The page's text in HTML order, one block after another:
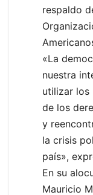
respaldo
«La
nuestra
utilizar los
de los
y
la crisis
país»,
En su
Mauricio